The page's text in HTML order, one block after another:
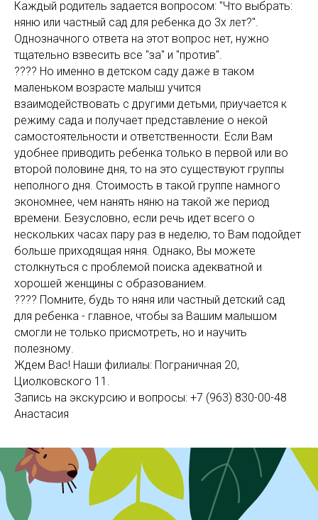
Каждый родитель задается вопросом: "Что выбрать:
няню или частный сад для ребенка до 3х лет?".
Однозначного ответа на этот вопрос нет, нужно
тщательно взвесить все "за" и "против".
???? Но именно в детском саду даже в таком
маленьком возрасте малыш учится
взаимодействовать с другими детьми, приучается к
режиму сада и получает представление о некой
самостоятельности и ответственности. Если Вам
удобнее приводить ребенка только в первой или во
второй половине дня, то на это существуют группы
неполного дня. Стоимость в такой группе намного
экономнее, чем нанять няню на такой же период
времени. Безусловно, если речь идет всего о
нескольких часах пару раз в неделю, то Вам подойдет
больше приходящая няня. Однако, Вы можете
столкнуться с проблемой поиска адекватной и
хорошей женщины с образованием.
???? Помните, будь то няня или частный детский сад
для ребенка - главное, чтобы за Вашим малышом
смогли не только присмотреть, но и научить
полезному.
Ждем Вас! Наши филиалы: Пограничная 20,
Циолковского 11.
Запись на экскурсию и вопросы: +7 (963) 830-00-48
Анастасия